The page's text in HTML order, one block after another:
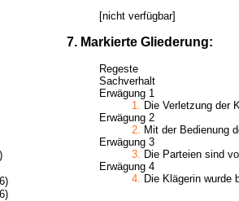
[nicht verfügbar]
7. Markierte Gliederung:
Regeste
Sachverhalt
Erwägung 1
1. Die Verletzung der
Erwägung 2
2. Mit der Bedienung
Erwägung 3
3. Die Parteien sind
Erwägung 4
4. Die Klägerin wurde